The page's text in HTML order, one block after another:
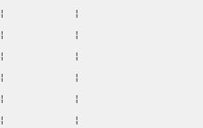
¦           ¦
¦           ¦
¦           ¦
¦           ¦
¦           ¦
¦           ¦